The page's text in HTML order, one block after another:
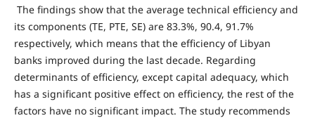
The findings show that the average technical efficiency and
its components (TE, PTE, SE) are 83.3%, 90.4, 91.7%
respectively, which means that the efficiency of Libyan
banks improved during the last decade. Regarding
determinants of efficiency, except capital adequacy, which
has a significant positive effect on efficiency, the rest of the
factors have no significant impact. The study recommends